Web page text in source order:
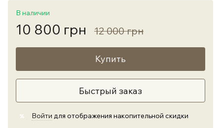
В наличии
10 800 грн 12 000 грн
Купить
Быстрый заказ
% Войти для отображения накопительной скидки